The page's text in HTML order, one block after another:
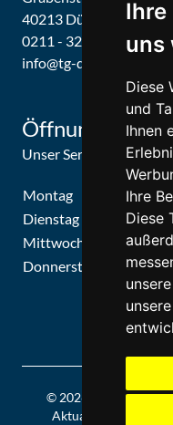
Ihre
uns
Diese
und
Ihnen
Ihre
Diese
40213 Düsseldorf
0211 - 326679 /
info@tg-d.de
Öffnungszeiten
Unser Service-Center
Montag
Dienstag
Mittwoch
Donnerstag
© 2026 |
Aktualisierung: